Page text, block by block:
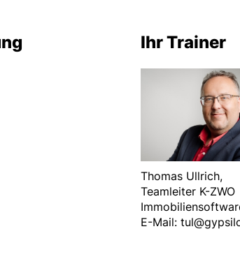
Ihr Trainer
Thomas Ullrich,
Teamleiter K-ZWO
E-Mail: